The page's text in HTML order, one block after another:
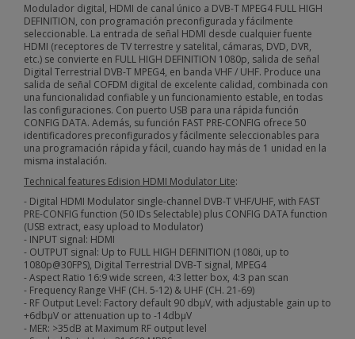
Modulador digital, HDMI de canal único a DVB-T MPEG4 FULL HIGH
DEFINITION, con programación preconfigurada y fácilmente
seleccionable. La entrada de señal HDMI desde cualquier fuente
HDMI (receptores de TV terrestre y satelital, cámaras, DVD, DVR,
etc.) se convierte en FULL HIGH DEFINITION 1080p, salida de señal
Digital Terrestrial DVB-T MPEG4, en banda VHF / UHF. Produce una
salida de señal COFDM digital de excelente calidad, combinada con
una funcionalidad confiable y un funcionamiento estable, en todas
las configuraciones. Con puerto USB para una rápida función
CONFIG DATA. Además, su función FAST PRE-CONFIG ofrece 50
identificadores preconfigurados y fácilmente seleccionables para
una programación rápida y fácil, cuando hay más de 1 unidad en la
misma instalación.
Technical features Edision HDMI Modulator Lite:
- Digital HDMI Modulator single-channel DVB-T VHF/UHF, with FAST
PRE-CONFIG function (50 IDs Selectable) plus CONFIG DATA function
(USB extract, easy upload to Modulator)
- INPUT signal: HDMI
- OUTPUT signal: Up to FULL HIGH DEFINITION (1080i, up to
1080p@30FPS), Digital Terrestrial DVB-T signal, MPEG4
- Aspect Ratio 16:9 wide screen, 4:3 letter box, 4:3 pan scan
- Frequency Range VHF (CH. 5-12) & UHF (CH. 21-69)
- RF Output Level: Factory default 90 dbμV, with adjustable gain up to
+6dbμV or attenuation up to -14dbμV
- MER: >35dB at Maximum RF output level